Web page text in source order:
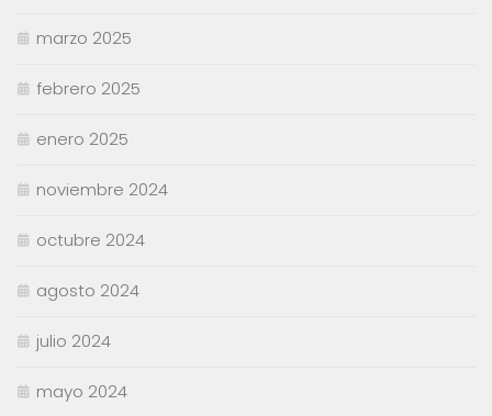
marzo 2025
febrero 2025
enero 2025
noviembre 2024
octubre 2024
agosto 2024
julio 2024
mayo 2024